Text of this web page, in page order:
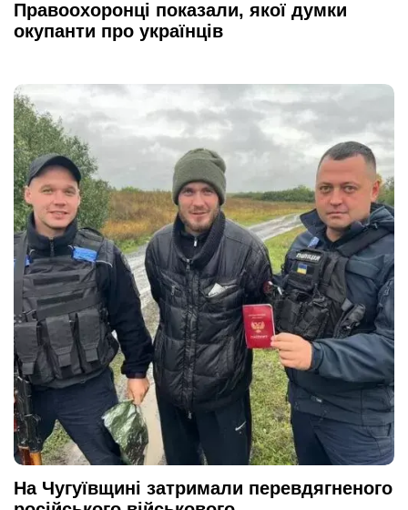
Правоохоронці показали, якої думки
окупанти про українців
На Чугуївщині затримали перевдягненого